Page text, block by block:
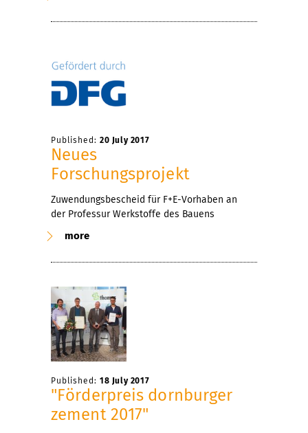
Published: 20 July 2017
Neues
Forschungsprojekt
Zuwendungsbescheid für F+E-Vorhaben an
der Professur Werkstoffe des Bauens
more
Published: 18 July 2017
"Förderpreis dornburger
zement 2017"